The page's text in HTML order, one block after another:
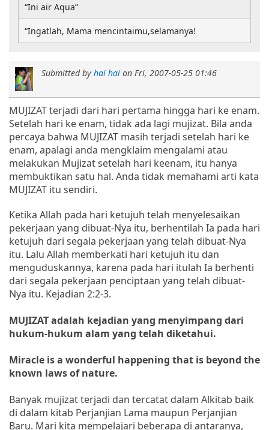
Submitted by hai hai on Fri, 2007-05-25 01:46
MUJIZAT terjadi dari hari pertama hingga hari ke enam.
Setelah hari ke enam, tidak ada lagi mujizat. Bila anda
percaya bahwa MUJIZAT masih terjadi setelah hari ke
enam, apalagi anda mengklaim mengalami atau
melakukan Mujizat setelah hari keenam, itu hanya
membuktikan satu hal. Anda tidak memahami arti kata
MUJIZAT itu sendiri.
Ketika Allah pada hari ketujuh telah menyelesaikan
pekerjaan yang dibuat-Nya itu, berhentilah Ia pada hari
ketujuh dari segala pekerjaan yang telah dibuat-Nya
itu. Lalu Allah memberkati hari ketujuh itu dan
menguduskannya, karena pada hari itulah Ia berhenti
dari segala pekerjaan penciptaan yang telah dibuat-
Nya itu. Kejadian 2:2-3.
MUJIZAT adalah kejadian yang menyimpang dari
hukum-hukum alam yang telah diketahui.
Miracle is a wonderful happening that is beyond the
known laws of nature.
Banyak mujizat terjadi dan tercatat dalam Alkitab baik
di dalam kitab Perjanjian Lama maupun Perjanjian
Baru. Mari kita mempelajari beberapa di antaranya,
“Ini air Aqua”
“Ingatlah, Mama mencintaimu,selamanya!